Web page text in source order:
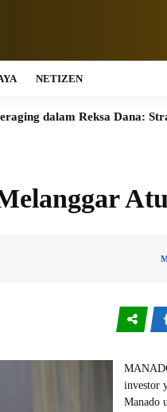
NETIZEN
Reksa Dana: Strategi
investor
Manado